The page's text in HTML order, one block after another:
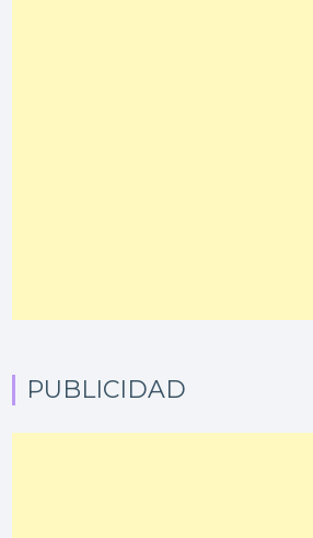
PUBLICIDAD